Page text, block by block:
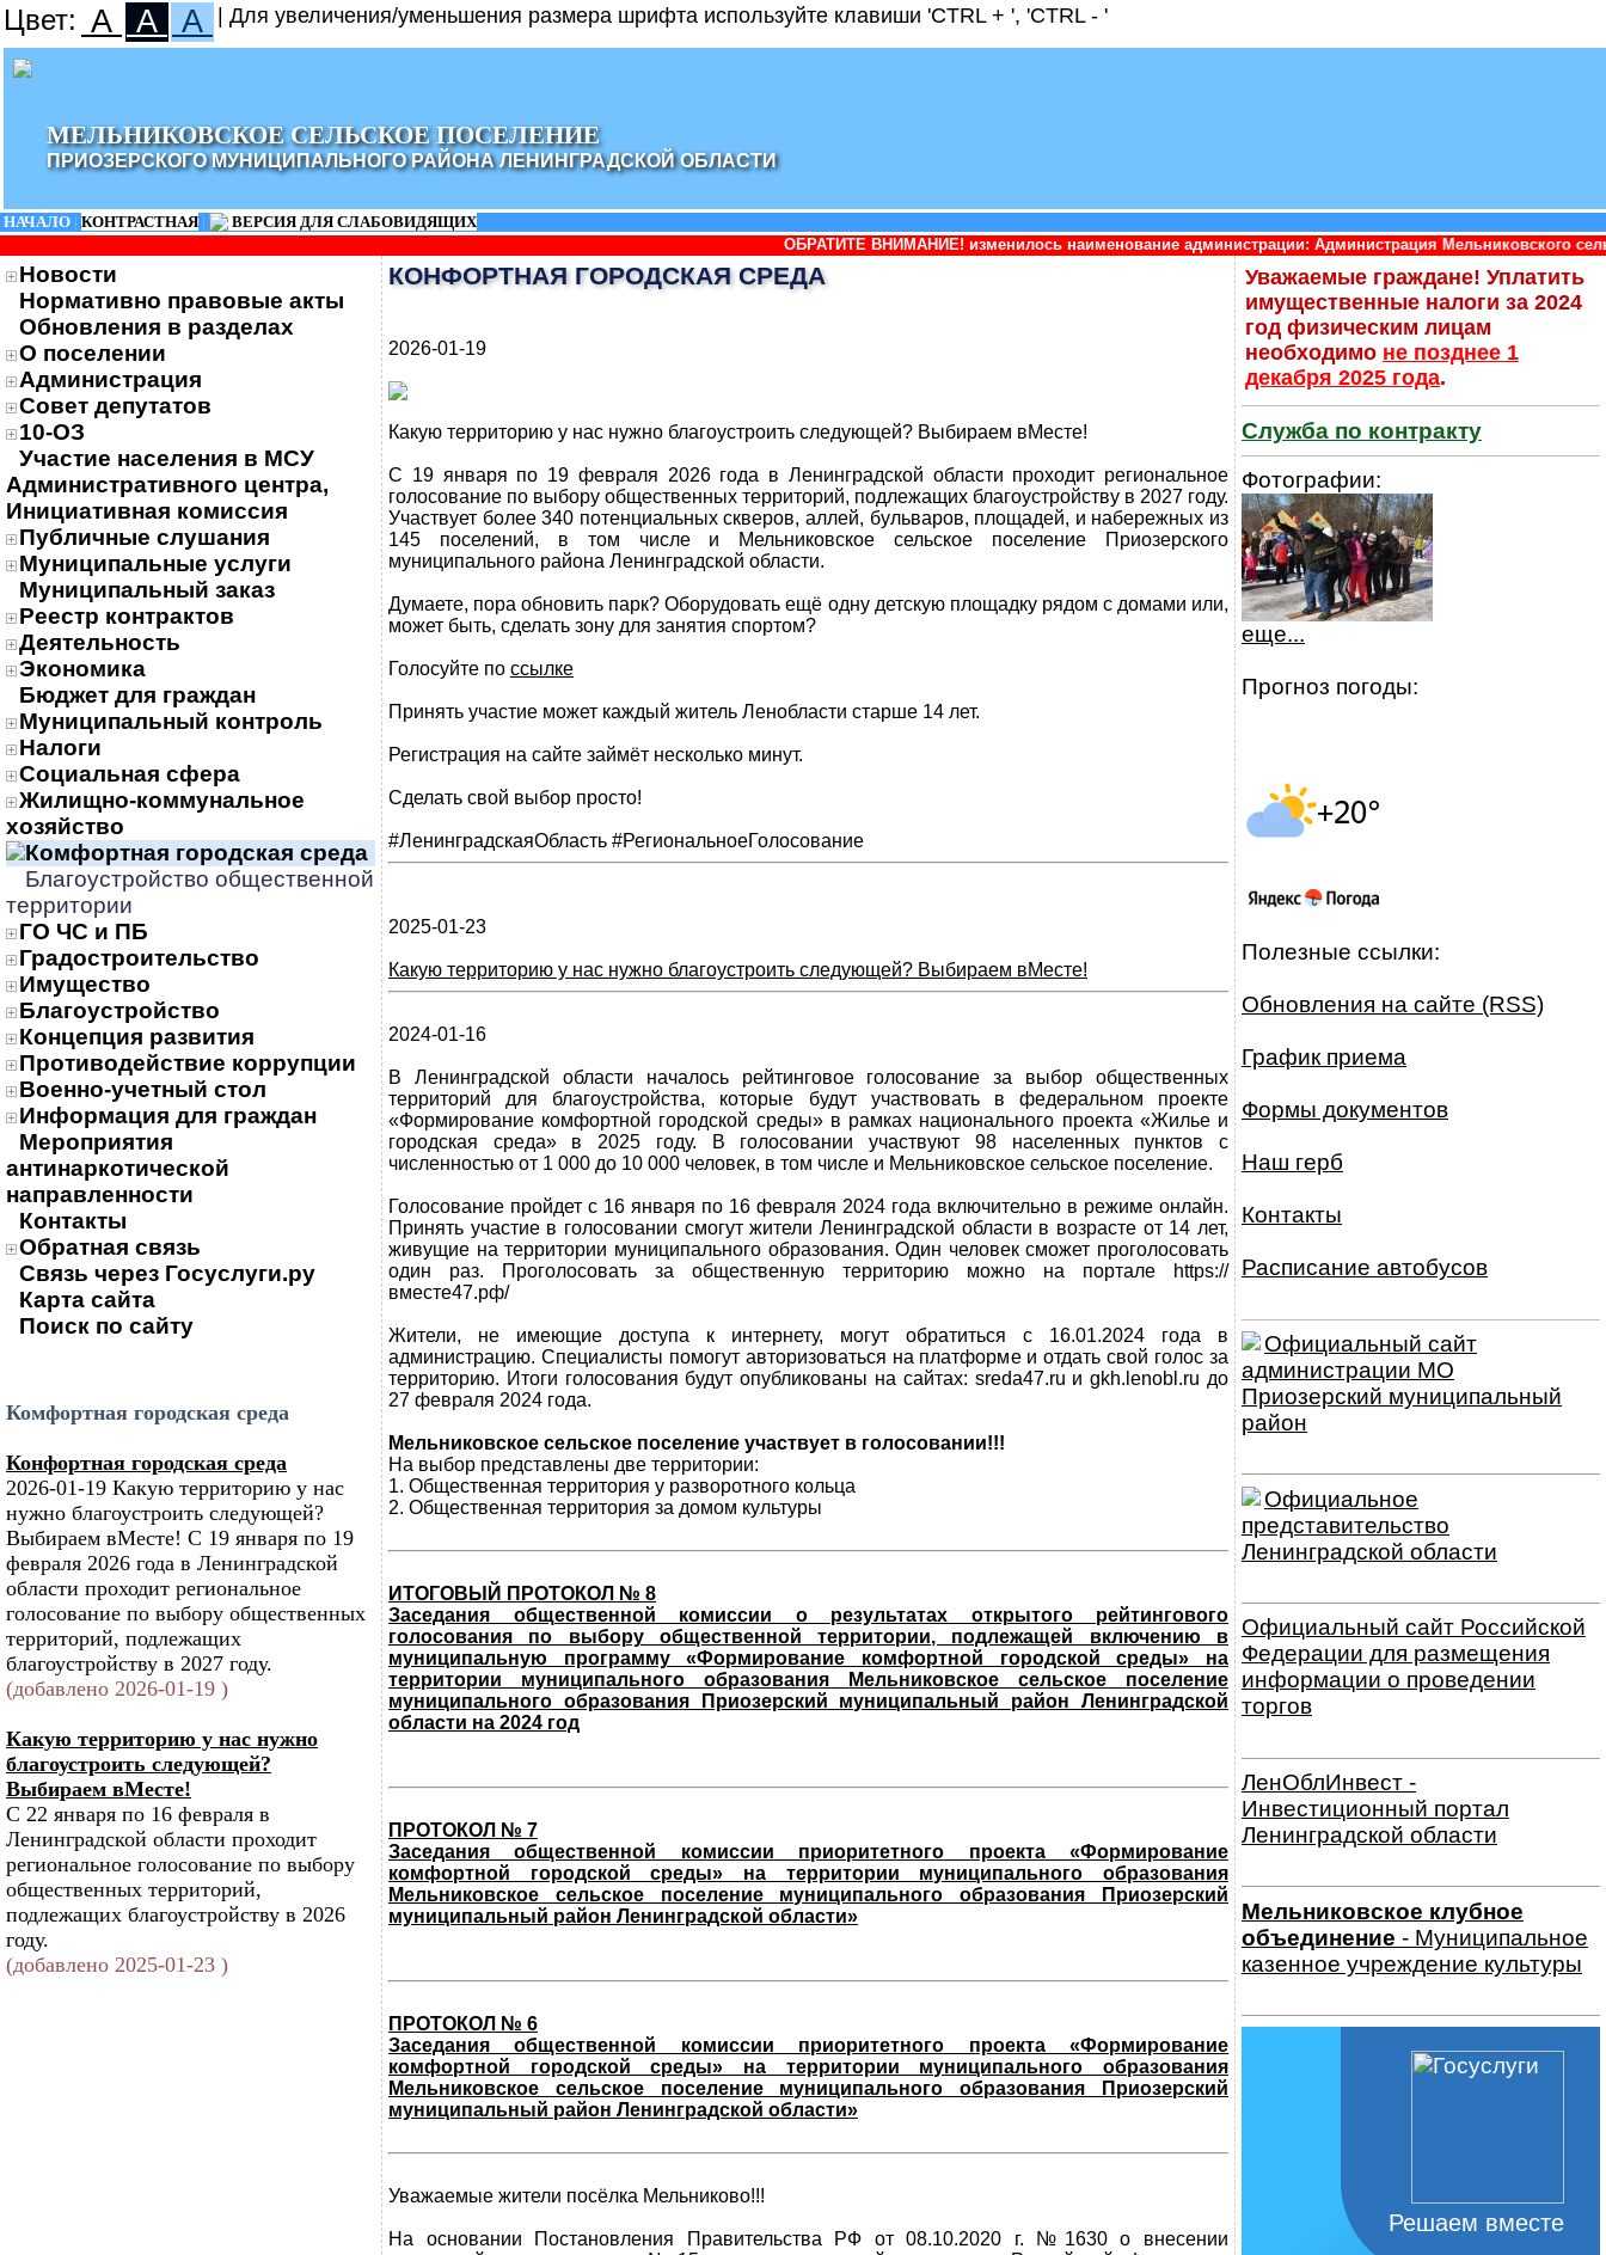
Цвет: A A A | Для увеличения/уменьшения размера шрифта используйте клавиши 'CTRL + ', 'CTRL - '
МЕЛЬНИКОВСКОЕ СЕЛЬСКОЕ ПОСЕЛЕНИЕ
ПРИОЗЕРСКОГО МУНИЦИПАЛЬНОГО РАЙОНА ЛЕНИНГРАДСКОЙ ОБЛАСТИ
НАЧАЛО | КОНТРАСТНАЯ |
ВЕРСИЯ ДЛЯ СЛАБОВИДЯЩИХ
ОБРАТИТЕ ВНИМАНИЕ! изменилось наименование администрации: Администрация Мельниковского сельского
Новости
Нормативно правовые акты
Обновления в разделах
О поселении
Администрация
Совет депутатов
10-ОЗ
Участие населения в МСУ
Административного центра,
Инициативная комиссия
Публичные слушания
Муниципальные услуги
Муниципальный заказ
Реестр контрактов
Деятельность
Экономика
Бюджет для граждан
Муниципальный контроль
Налоги
Социальная сфера
Жилищно-коммунальное
хозяйство
Комфортная городская среда
Благоустройство общественной
территории
ГО ЧС и ПБ
Градостроительство
Имущество
Благоустройство
Концепция развития
Противодействие коррупции
Военно-учетный стол
Информация для граждан
Мероприятия
антинаркотической
направленности
Контакты
Обратная связь
Связь через Госуслуги.ру
Карта сайта
Поиск по сайту
Комфортная городская среда
Конфортная городская среда
2026-01-19 Какую территорию у нас
нужно благоустроить следующей?
Выбираем вМесте! С 19 января по 19
февраля 2026 года в Ленинградской
области проходит региональное
голосование по выбору общественных
территорий, подлежащих
благоустройству в 2027 году.
(добавлено 2026-01-19 )
Какую территорию у нас нужно
благоустроить следующей?
Выбираем вМесте!
С 22 января по 16 февраля в
Ленинградской области проходит
региональное голосование по выбору
общественных территорий,
подлежащих благоустройству в 2026
году.
(добавлено 2025-01-23 )
КОНФОРТНАЯ ГОРОДСКАЯ СРЕДА
2026-01-19
Какую территорию у нас нужно благоустроить следующей? Выбираем вМесте!
С 19 января по 19 февраля 2026 года в Ленинградской области проходит региональное
голосование по выбору общественных территорий, подлежащих благоустройству в 2027 году.
Участвует более 340 потенциальных скверов, аллей, бульваров, площадей, и набережных из
145 поселений, в том числе и Мельниковское сельское поселение Приозерского
муниципального района Ленинградской области.
Думаете, пора обновить парк? Оборудовать ещё одну детскую площадку рядом с домами или,
может быть, сделать зону для занятия спортом?
Голосуйте по ссылке
Принять участие может каждый житель Ленобласти старше 14 лет.
Регистрация на сайте займёт несколько минут.
Сделать свой выбор просто!
#ЛенинградскаяОбласть #РегиональноеГолосование
2025-01-23
Какую территорию у нас нужно благоустроить следующей? Выбираем вМесте!
2024-01-16
В Ленинградской области началось рейтинговое голосование за выбор общественных
территорий для благоустройства, которые будут участвовать в федеральном проекте
«Формирование комфортной городской среды» в рамках национального проекта «Жилье и
городская среда» в 2025 году. В голосовании участвуют 98 населенных пунктов с
численностью от 1 000 до 10 000 человек, в том числе и Мельниковское сельское поселение.
Голосование пройдет с 16 января по 16 февраля 2024 года включительно в режиме онлайн.
Принять участие в голосовании смогут жители Ленинградской области в возрасте от 14 лет,
живущие на территории муниципального образования. Один человек сможет проголосовать
один раз. Проголосовать за общественную территорию можно на портале https://
вместе47.рф/
Жители, не имеющие доступа к интернету, могут обратиться с 16.01.2024 года в
администрацию. Специалисты помогут авторизоваться на платформе и отдать свой голос за
территорию. Итоги голосования будут опубликованы на сайтах: sreda47.ru и gkh.lenobl.ru до
27 февраля 2024 года.
Мельниковское сельское поселение участвует в голосовании!!!
На выбор представлены две территории:
1. Общественная территория у разворотного кольца
2. Общественная территория за домом культуры
ИТОГОВЫЙ ПРОТОКОЛ № 8
Заседания общественной комиссии о результатах открытого рейтингового
голосования по выбору общественной территории, подлежащей включению в
муниципальную программу «Формирование комфортной городской среды» на
территории муниципального образования Мельниковское сельское поселение
муниципального образования Приозерский муниципальный район Ленинградской
области на 2024 год
ПРОТОКОЛ № 7
Заседания общественной комиссии приоритетного проекта «Формирование
комфортной городской среды» на территории муниципального образования
Мельниковское сельское поселение муниципального образования Приозерский
муниципальный район Ленинградской области»
ПРОТОКОЛ № 6
Заседания общественной комиссии приоритетного проекта «Формирование
комфортной городской среды» на территории муниципального образования
Мельниковское сельское поселение муниципального образования Приозерский
муниципальный район Ленинградской области»
Уважаемые жители посёлка Мельниково!!!
На основании Постановления Правительства РФ от 08.10.2020 г. №1630 о внесении
Уважаемые граждане! Уплатить
имущественные налоги за 2024
год физическим лицам
необходимо не позднее 1
декабря 2025 года.
Служба по контракту
Фотографии:
еще...
Прогноз погоды:
Полезные ссылки:
Обновления на сайте (RSS)
График приема
Формы документов
Наш герб
Контакты
Расписание автобусов
Официальный сайт
администрации МО
Приозерский муниципальный
район
Официальное
представительство
Ленинградской области
Официальный сайт Российской
Федерации для размещения
информации о проведении
торгов
ЛенОблИнвест -
Инвестиционный портал
Ленинградской области
Мельниковское клубное
объединение - Муниципальное
казенное учреждение культуры
Решаем вместе